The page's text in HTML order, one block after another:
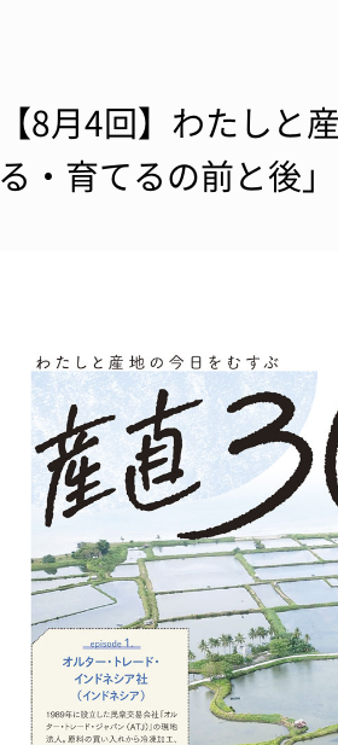
【8月4回】わたしと
る・育てるの前と後」